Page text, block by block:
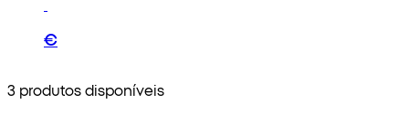
€
3 produtos disponíveis